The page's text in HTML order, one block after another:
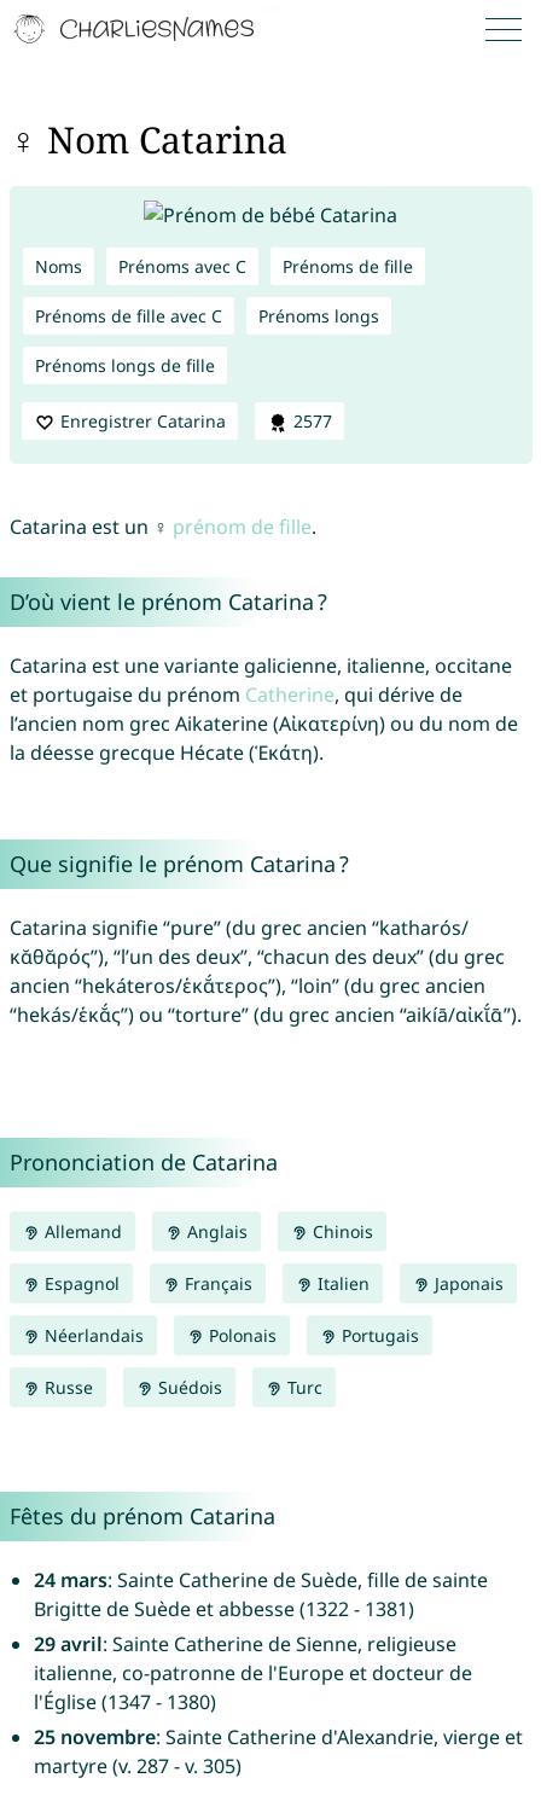
♀ Nom Catarina
Noms Prénoms avec C Prénoms de fille
Prénoms de fille avec C Prénoms longs
Prénoms longs de fille
Enregistrer Catarina 2577
Catarina est un ♀ prénom de fille.
D’où vient le prénom Catarina ?
Catarina est une variante galicienne, italienne, occitane
et portugaise du prénom Catherine, qui dérive de
l’ancien nom grec Aikaterine (Αἰκατερίνη) ou du nom de
la déesse grecque Hécate (Ἑκάτη).
Que signifie le prénom Catarina ?
Catarina signifie “pure” (du grec ancien “katharós/
κᾰθᾰρός”), “l’un des deux”, “chacun des deux” (du grec
ancien “hekáteros/ἑκᾰ́τερος”), “loin” (du grec ancien
“hekás/ἑκᾰ́ς”) ou “torture” (du grec ancien “aikíā/αἰκῐ́ᾱ”).
Prononciation de Catarina
Allemand Anglais Chinois
Espagnol Français Italien Japonais
Néerlandais Polonais Portugais
Russe Suédois Turc
Fêtes du prénom Catarina
24 mars: Sainte Catherine de Suède, fille de sainte
Brigitte de Suède et abbesse (1322 - 1381)
29 avril: Sainte Catherine de Sienne, religieuse
italienne, co-patronne de l'Europe et docteur de
l'Église (1347 - 1380)
25 novembre: Sainte Catherine d'Alexandrie, vierge et
martyre (v. 287 - v. 305)